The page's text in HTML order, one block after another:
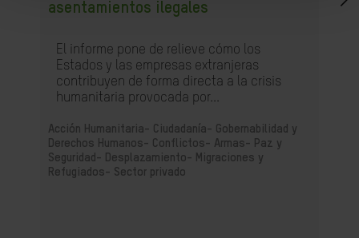
asentamientos ilegales
El informe pone de relieve cómo los
Estados y las empresas extranjeras
contribuyen de forma directa a la crisis
humanitaria provocada por...
Acción Humanitaria- Ciudadanía- Gobernabilidad y
Derechos Humanos- Conflictos- Armas- Paz y
Seguridad- Desplazamiento- Migraciones y
Refugiados- Sector privado